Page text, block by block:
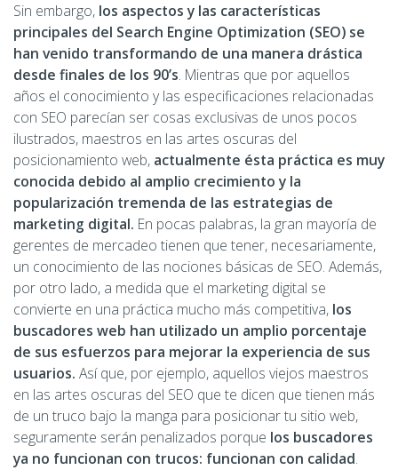
Sin embargo, los aspectos y las características
principales del Search Engine Optimization (SEO) se
han venido transformando de una manera drástica
desde finales de los 90’s. Mientras que por aquellos
años el conocimiento y las especificaciones relacionadas
con SEO parecían ser cosas exclusivas de unos pocos
ilustrados, maestros en las artes oscuras del
posicionamiento web, actualmente ésta práctica es muy
conocida debido al amplio crecimiento y la
popularización tremenda de las estrategias de
marketing digital. En pocas palabras, la gran mayoría de
gerentes de mercadeo tienen que tener, necesariamente,
un conocimiento de las nociones básicas de SEO. Además,
por otro lado, a medida que el marketing digital se
convierte en una práctica mucho más competitiva, los
buscadores web han utilizado un amplio porcentaje
de sus esfuerzos para mejorar la experiencia de sus
usuarios. Así que, por ejemplo, aquellos viejos maestros
en las artes oscuras del SEO que te dicen que tienen más
de un truco bajo la manga para posicionar tu sitio web,
seguramente serán penalizados porque los buscadores
ya no funcionan con trucos: funcionan con calidad.